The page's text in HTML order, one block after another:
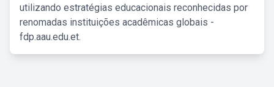
utilizando estratégias educacionais reconhecidas por
renomadas instituições acadêmicas globais -
fdp.aau.edu.et.